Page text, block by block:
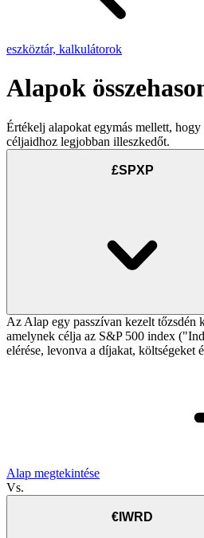
eszköztár, kalkulátorok
Alapok
Értékelj alapokat egymás mellett, hogy
céljaidhoz legjobban illeszkedőt.
£SPXP
Az Alap egy passzívan kezelt tőzsdén
amelynek célja az S&P 500 index
elérése, levonva a díjakat, költségeket
Alap megtekintése
Vs.
€IWRD